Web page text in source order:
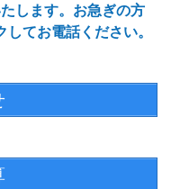
します。お急ぎの方
してお電話ください。